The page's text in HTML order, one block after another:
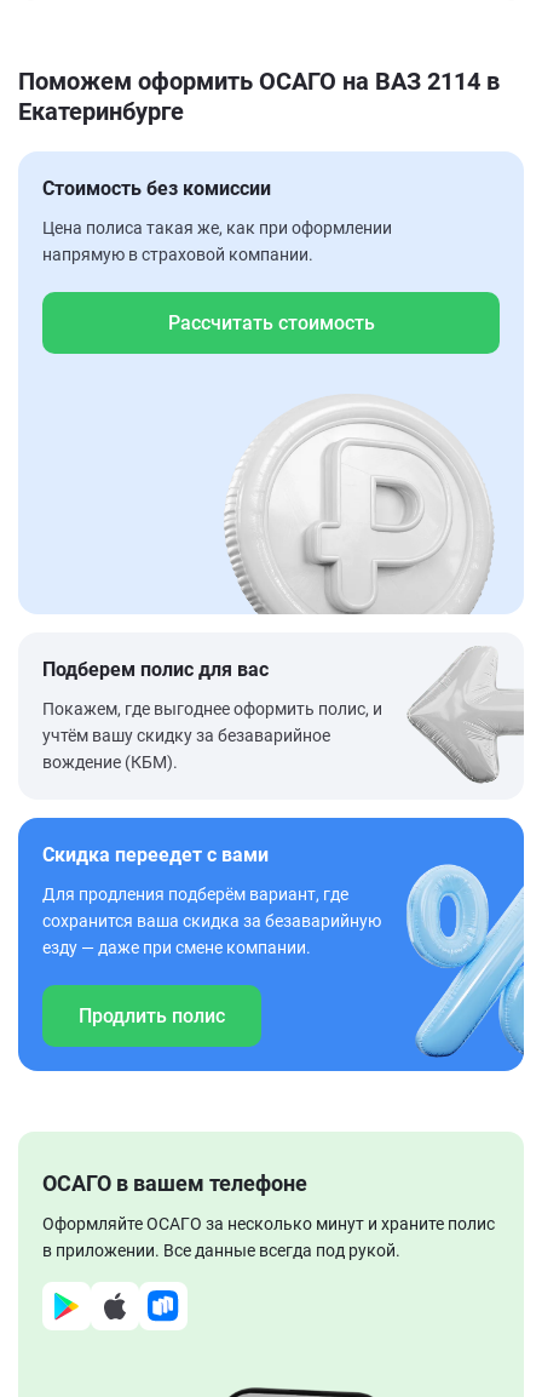
Поможем оформить ОСАГО на ВАЗ 2114 в
Екатеринбурге
Стоимость без комиссии
Цена полиса такая же, как при оформлении
напрямую в страховой компании.
Рассчитать стоимость
Подберем полис для вас
Покажем, где выгоднее оформить полис, и
учтём вашу скидку за безаварийное
вождение (КБМ).
Скидка переедет с вами
Для продления подберём вариант, где
сохранится ваша скидка за безаварийную
езду — даже при смене компании.
Продлить полис
ОСАГО в вашем телефоне
Оформляйте ОСАГО за несколько минут и храните полис
в приложении. Все данные всегда под рукой.